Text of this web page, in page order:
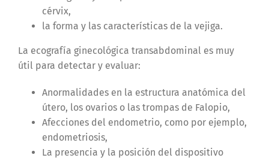
cérvix,
la forma y las características de la vejiga.
La ecografía ginecológica transabdominal es muy
útil para detectar y evaluar:
Anormalidades en la estructura anatómica del
útero, los ovarios o las trompas de Falopio,
Afecciones del endometrio, como por ejemplo,
endometriosis,
La presencia y la posición del dispositivo